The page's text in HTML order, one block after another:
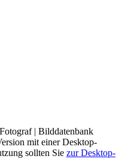
mit einer Desktop-
sollten Sie zur Desktop-